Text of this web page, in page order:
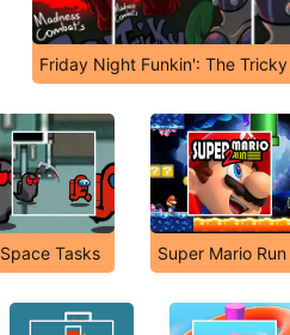
Friday Night Funkin': The
Space Tasks Super Mario Run